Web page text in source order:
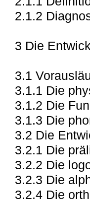
2.1.2
3 Die
3.1
3.1.1 Die
3.1.2 Die
3.1.3 Die
3.2 Die
3.2.1 Die
3.2.2 Die
3.2.3 Die
3.2.4 Die